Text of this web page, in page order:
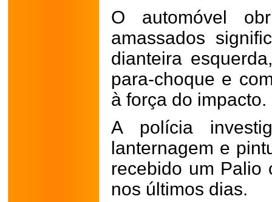
O automóvel
amassados
dianteira
para-choque e
à força do impacto.
A polícia
lanternagem e
recebido um Palio
nos últimos dias.